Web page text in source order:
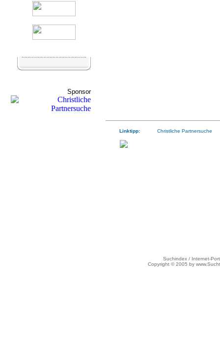
Sponsor
Linktipp: Christliche Partnersuche
Suchindex / Internet-
Copyright © 2005 by